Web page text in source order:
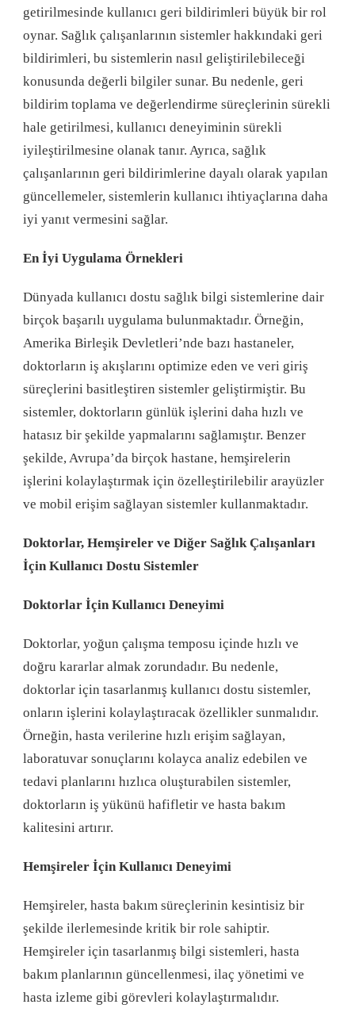
getirilmesinde kullanıcı geri bildirimleri büyük bir rol
oynar. Sağlık çalışanlarının sistemler hakkındaki geri
bildirimleri, bu sistemlerin nasıl geliştirilebileceği
konusunda değerli bilgiler sunar. Bu nedenle, geri
bildirim toplama ve değerlendirme süreçlerinin sürekli
hale getirilmesi, kullanıcı deneyiminin sürekli
iyileştirilmesine olanak tanır. Ayrıca, sağlık
çalışanlarının geri bildirimlerine dayalı olarak yapılan
güncellemeler, sistemlerin kullanıcı ihtiyaçlarına daha
iyi yanıt vermesini sağlar.
En İyi Uygulama Örnekleri
Dünyada kullanıcı dostu sağlık bilgi sistemlerine dair
birçok başarılı uygulama bulunmaktadır. Örneğin,
Amerika Birleşik Devletleri’nde bazı hastaneler,
doktorların iş akışlarını optimize eden ve veri giriş
süreçlerini basitleştiren sistemler geliştirmiştir. Bu
sistemler, doktorların günlük işlerini daha hızlı ve
hatasız bir şekilde yapmalarını sağlamıştır. Benzer
şekilde, Avrupa’da birçok hastane, hemşirelerin
işlerini kolaylaştırmak için özelleştirilebilir arayüzler
ve mobil erişim sağlayan sistemler kullanmaktadır.
Doktorlar, Hemşireler ve Diğer Sağlık Çalışanları
İçin Kullanıcı Dostu Sistemler
Doktorlar İçin Kullanıcı Deneyimi
Doktorlar, yoğun çalışma temposu içinde hızlı ve
doğru kararlar almak zorundadır. Bu nedenle,
doktorlar için tasarlanmış kullanıcı dostu sistemler,
onların işlerini kolaylaştıracak özellikler sunmalıdır.
Örneğin, hasta verilerine hızlı erişim sağlayan,
laboratuvar sonuçlarını kolayca analiz edebilen ve
tedavi planlarını hızlıca oluşturabilen sistemler,
doktorların iş yükünü hafifletir ve hasta bakım
kalitesini artırır.
Hemşireler İçin Kullanıcı Deneyimi
Hemşireler, hasta bakım süreçlerinin kesintisiz bir
şekilde ilerlemesinde kritik bir role sahiptir.
Hemşireler için tasarlanmış bilgi sistemleri, hasta
bakım planlarının güncellenmesi, ilaç yönetimi ve
hasta izleme gibi görevleri kolaylaştırmalıdır.